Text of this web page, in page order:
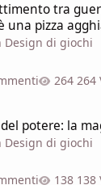
tra
una pizza
Design di giochi
264
potere: la
Design di giochi
138